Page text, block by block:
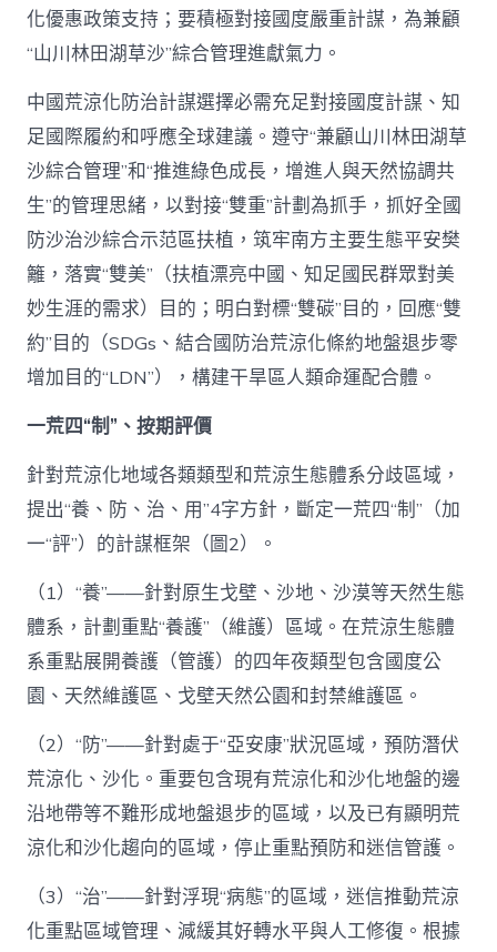
化優惠政策支持；要積極對接國度嚴重計謀，為兼顧
“山川林田湖草沙”綜合管理進獻氣力。
中國荒涼化防治計謀選擇必需充足對接國度計謀、知
足國際履約和呼應全球建議。遵守“兼顧山川林田湖草
沙綜合管理”和“推進綠色成長，增進人與天然協調共
生”的管理思緒，以對接“雙重”計劃為抓手，抓好全國
防沙治沙綜合示范區扶植，筑牢南方主要生態平安樊
籬，落實“雙美”（扶植漂亮中國、知足國民群眾對美
妙生涯的需求）目的；明白對標“雙碳”目的，回應“雙
約”目的（SDGs、結合國防治荒涼化條約地盤退步零
增加目的“LDN”），構建干旱區人類命運配合體。
一荒四“制”、按期評價
針對荒涼化地域各類類型和荒涼生態體系分歧區域，
提出“養、防、治、用”4字方針，斷定一荒四“制”（加
一“評”）的計謀框架（圖2）。
（1）“養”——針對原生戈壁、沙地、沙漠等天然生態
體系，計劃重點“養護”（維護）區域。在荒涼生態體
系重點展開養護（管護）的四年夜類型包含國度公
園、天然維護區、戈壁天然公園和封禁維護區。
（2）“防”——針對處于“亞安康”狀況區域，預防潛伏
荒涼化、沙化。重要包含現有荒涼化和沙化地盤的邊
沿地帶等不難形成地盤退步的區域，以及已有顯明荒
涼化和沙化趨向的區域，停止重點預防和迷信管護。
（3）“治”——針對浮現“病態”的區域，迷信推動荒涼
化重點區域管理、減緩其好轉水平與人工修復。根據